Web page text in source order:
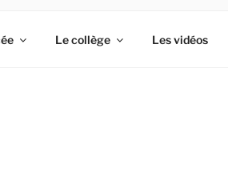
Le collège Les vidéos